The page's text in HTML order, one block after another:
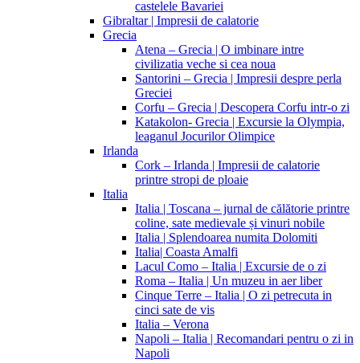
castelele Bavariei
Gibraltar | Impresii de calatorie
Grecia
Atena – Grecia | O imbinare intre
civilizatia veche si cea noua
Santorini – Grecia | Impresii despre perla
Greciei
Corfu – Grecia | Descopera Corfu intr-o zi
Katakolon- Grecia | Excursie la Olympia,
leaganul Jocurilor Olimpice
Irlanda
Cork – Irlanda | Impresii de calatorie
printre stropi de ploaie
Italia
Italia | Toscana – jurnal de călătorie printre
coline, sate medievale și vinuri nobile
Italia | Splendoarea numita Dolomiti
Italia| Coasta Amalfi
Lacul Como – Italia | Excursie de o zi
Roma – Italia | Un muzeu in aer liber
Cinque Terre – Italia | O zi petrecuta in
cinci sate de vis
Italia – Verona
Napoli – Italia | Recomandari pentru o zi in
Napoli